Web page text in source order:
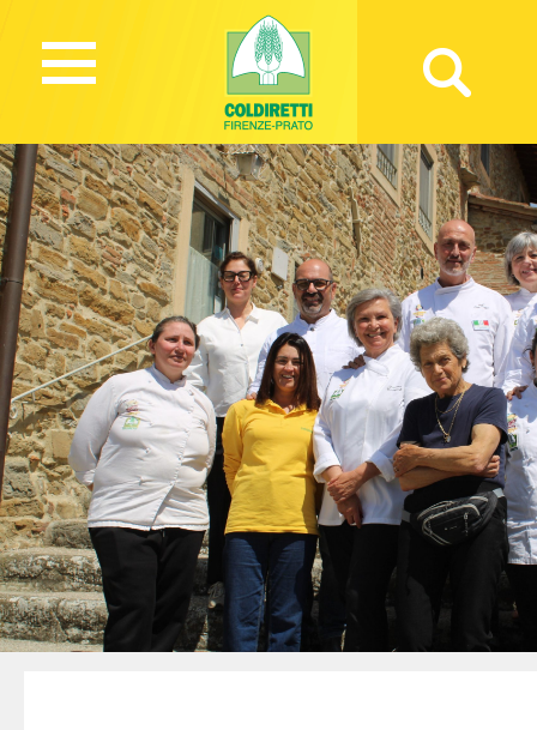
179 Views